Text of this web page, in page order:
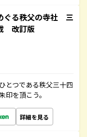
ぐる秩父の寺社 三
改訂版
とつである秩父三十四
を頂こう。
詳細を見る